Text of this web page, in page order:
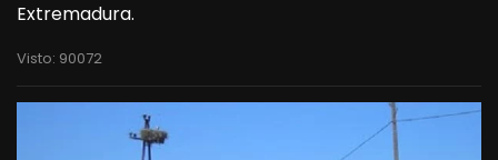
Extremadura.
Visto: 90072